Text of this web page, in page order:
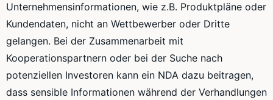
Unternehmensinformationen, wie z.B. Produktpläne oder
Kundendaten, nicht an Wettbewerber oder Dritte
gelangen. Bei der Zusammenarbeit mit
Kooperationspartnern oder bei der Suche nach
potenziellen Investoren kann ein NDA dazu beitragen,
dass sensible Informationen während der Verhandlungen